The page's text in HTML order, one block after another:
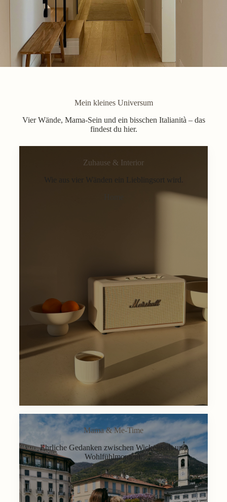
Mein kleines Universum
Vier Wände, Mama-Sein und ein bisschen Italianità – das
findest du hier.
Zuhause & Interior
Wie aus vier Wänden ein Lieblingsort wird.
Mama & Me-Time
Ehrliche Gedanken zwischen Wickeltisch und
Wohlfühlmoment.
Lifestyle